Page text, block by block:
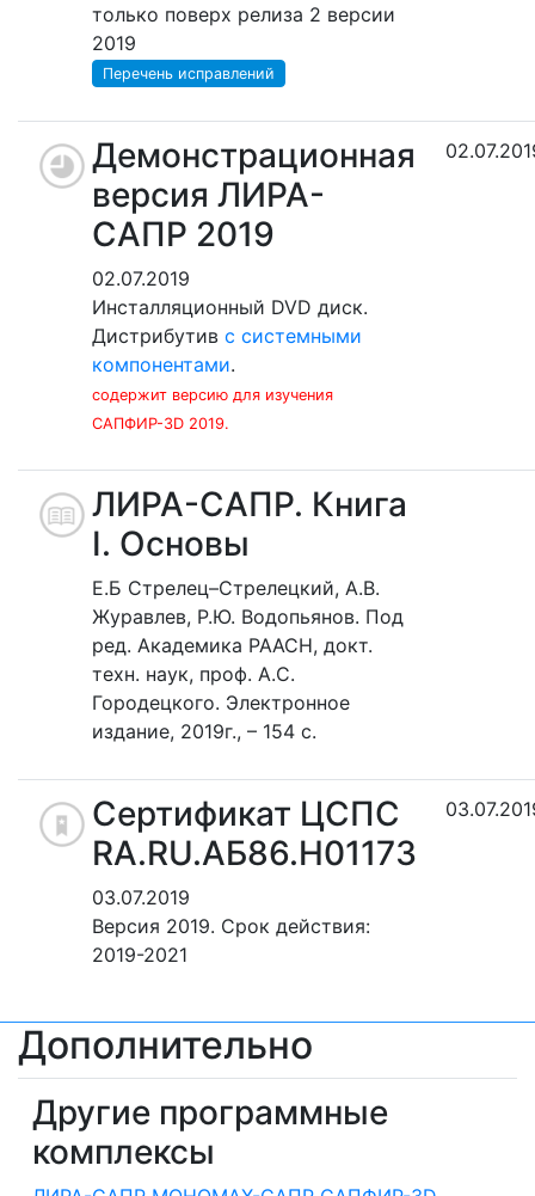
только поверх релиза 2 версии
2019
Перечень исправлений
Демонстрационная
версия ЛИРА-
САПР 2019
02.07.2019
Инсталляционный DVD диск.
Дистрибутив с системными
компонентами.
содержит версию для изучения
САПФИР-3D 2019.
ЛИРА-САПР. Книга
I. Основы
Е.Б Стрелец–Стрелецкий, А.В.
Журавлев, Р.Ю. Водопьянов. Под
ред. Академика РААСН, докт.
техн. наук, проф. А.С.
Городецкого. Электронное
издание, 2019г., – 154 с.
Сертификат ЦСПС
RA.RU.АБ86.Н01173
03.07.2019
Версия 2019. Срок действия:
2019-2021
Дополнительно
Другие программные
комплексы